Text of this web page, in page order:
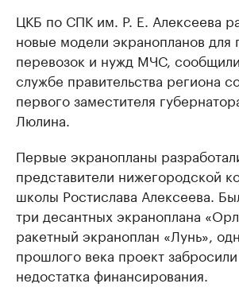
ЦКБ по СПК им. Р. Е. Алексеева
новые модели экранопланов для
перевозок и нужд МЧС,
службе правительства региона
первого заместителя
Люлина.
Первые экранопланы
представители нижегородской
школы Ростислава Алексеева.
три десантных экраноплана
ракетный экраноплан «Лунь»,
прошлого века проект забросили
недостатка финансирования.